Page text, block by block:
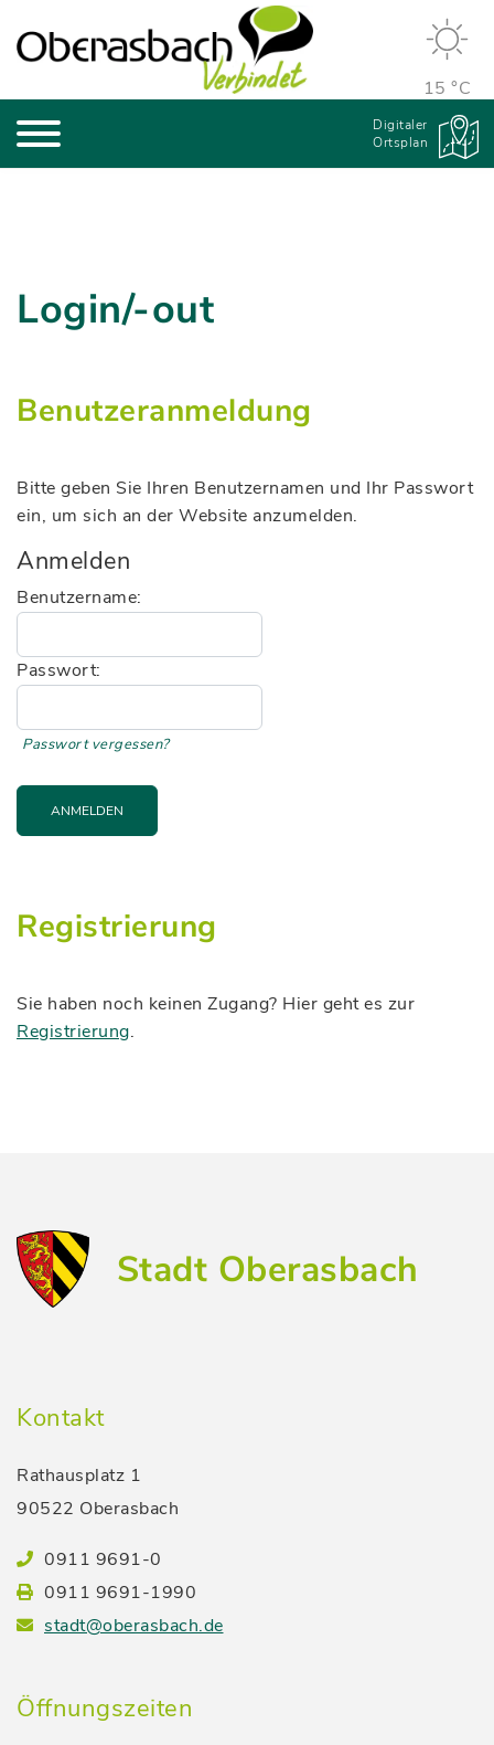
15 °C
Digitaler
Ortsplan
Login/-out
Benutzeranmeldung
Bitte geben Sie Ihren Benutzernamen und Ihr Passwort
ein, um sich an der Website anzumelden.
Anmelden
Benutzername:
Passwort:
Passwort vergessen?
ANMELDEN
Registrierung
Sie haben noch keinen Zugang? Hier geht es zur
Registrierung.
Stadt Oberasbach
Kontakt
Rathausplatz 1
90522 Oberasbach
0911 9691-0
0911 9691-1990
stadt@oberasbach.de
Öffnungszeiten